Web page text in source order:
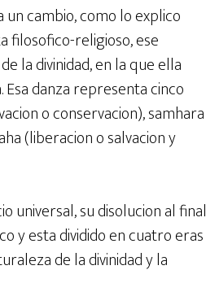
cambio, como lo explico
filosofico-religioso, ese
la divinidad, en la que ella
danza representa cinco
o conservacion), samhara
(liberacion o salvacion y
universal, su disolucion al final
y esta dividido en cuatro eras
de la divinidad y la